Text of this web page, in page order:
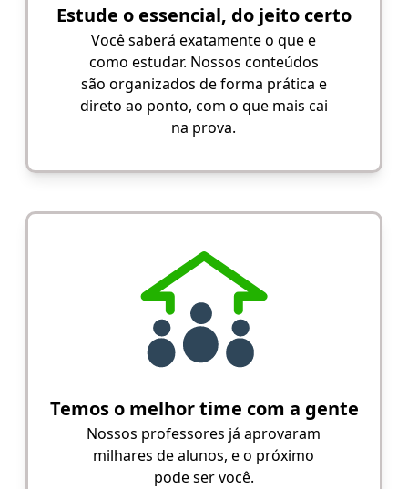
Estude o essencial, do jeito certo
Você saberá exatamente o que e
como estudar. Nossos conteúdos
são organizados de forma prática e
direto ao ponto, com o que mais cai
na prova.
Temos o melhor time com a gente
Nossos professores já aprovaram
milhares de alunos, e o próximo
pode ser você.